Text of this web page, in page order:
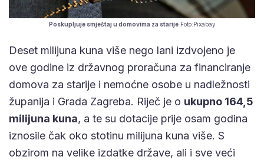
Poskupljuje smještaj u domovima za starijeFoto:Pixabay
Deset milijuna kuna više nego lani izdvojeno je
ove godine iz državnog proračuna za financiranje
domova za starije i nemoćne osobe u nadležnosti
županija i Grada Zagreba. Riječ je o ukupno 164,5
milijuna kuna, a te su dotacije prije osam godina
iznosile čak oko stotinu milijuna kuna više. S
obzirom na velike izdatke države, ali i sve veći